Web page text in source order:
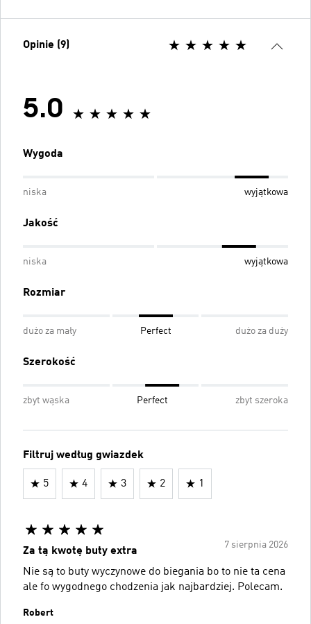
Opinie (9)
5.0
Wygoda
niska wyjątkowa
Jakość
niska wyjątkowa
Rozmiar
dużo za mały Perfect dużo za duży
Szerokość
zbyt wąska Perfect zbyt szeroka
Filtruj według gwiazdek
5 4 3 2 1
7 sierpnia 2026
Za tą kwotę buty extra
Nie są to buty wyczynowe do biegania bo to nie ta cena
ale fo wygodnego chodzenia jak najbardziej. Polecam.
Robert